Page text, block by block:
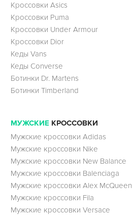
Кроссовки Asics
Кроссовки Puma
Кроссовки Under Armour
Кроссовки Dior
Кеды Vans
Кеды Converse
Ботинки Dr. Martens
Ботинки Timberland
МУЖСКИЕ КРОССОВКИ
Мужские кроссовки Adidas
Мужские кроссовки Nike
Мужские кроссовки New Balance
Мужские кроссовки Balenciaga
Мужские кроссовки Alex McQueen
Мужские кроссовки Fila
Мужские кроссовки Versace